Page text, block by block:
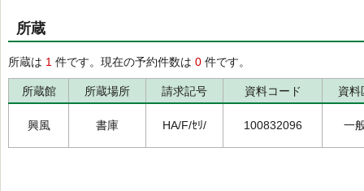
所蔵
所蔵は 1 件です。現在の予約件数は 0 件です。
所蔵館 所蔵場所 請求記号 資料コード 資料
興風 書庫 HA/F/ｾﾘ/ 100832096 一